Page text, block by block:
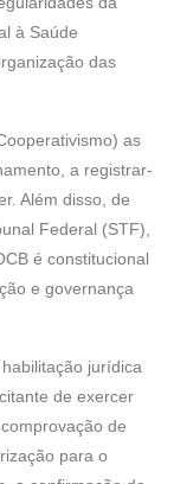
à Saúde
das
as
a registrar-
Além disso, de
Federal (STF),
é constitucional
e governança
jurídica
de exercer
de
para o